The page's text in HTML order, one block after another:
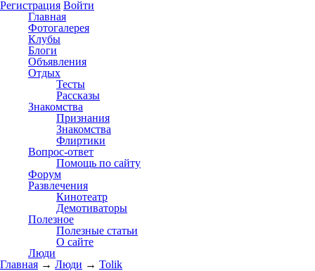
Регистрация Войти
Главная
Фотогалерея
Клубы
Блоги
Объявления
Отдых
Тесты
Рассказы
Знакомства
Признания
Знакомства
Флиртики
Вопрос-ответ
Помощь по сайту
Форум
Развлечения
Кинотеатр
Демотиваторы
Полезное
Полезные статьи
О сайте
Люди
Главная → Люди → Tolik